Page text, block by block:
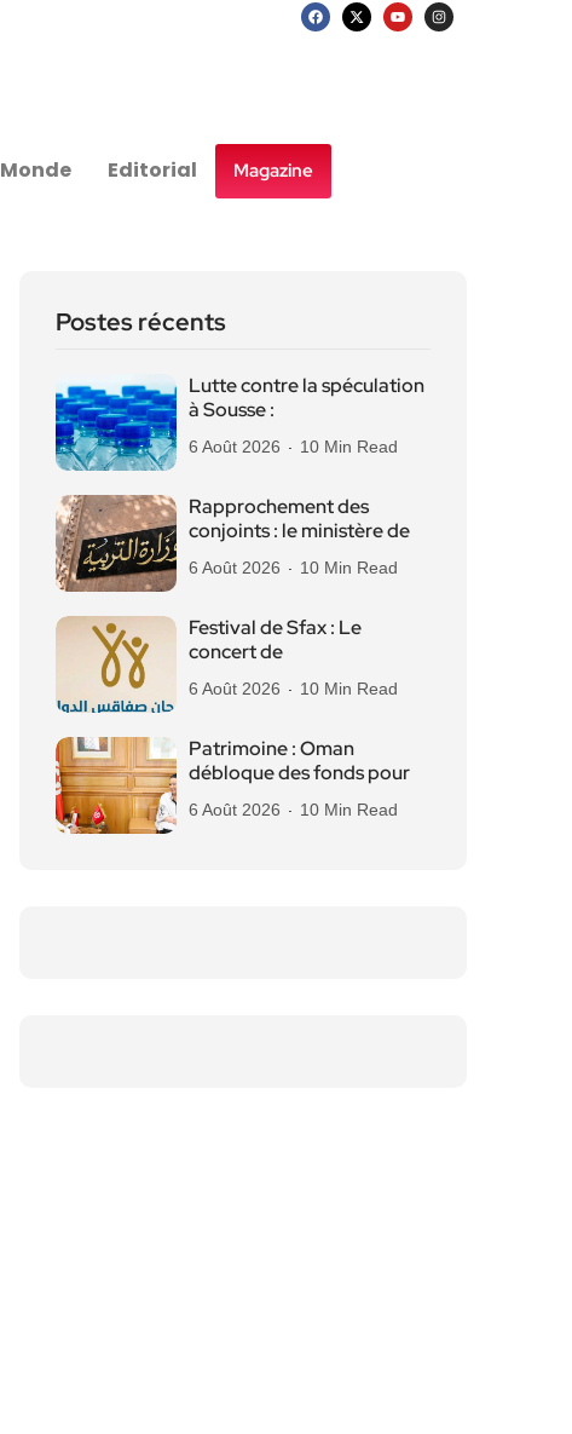
Monde Editorial Magazine
Postes récents
Lutte contre la spéculation
à Sousse :
6 Août 2026 10 Min Read
Rapprochement des
conjoints : le ministère de
6 Août 2026 10 Min Read
Festival de Sfax : Le
concert de
6 Août 2026 10 Min Read
Patrimoine : Oman
débloque des fonds pour
6 Août 2026 10 Min Read